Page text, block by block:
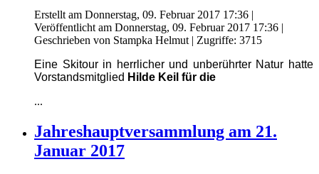
Erstellt am Donnerstag, 09. Februar 2017 17:36 |
Veröffentlicht am Donnerstag, 09. Februar 2017 17:36 |
Geschrieben von Stampka Helmut | Zugriffe: 3715
Eine Skitour in herrlicher und unberührter Natur hatte
Vorstandsmitglied Hilde Keil für die
...
Jahreshauptversammlung am 21.
Januar 2017